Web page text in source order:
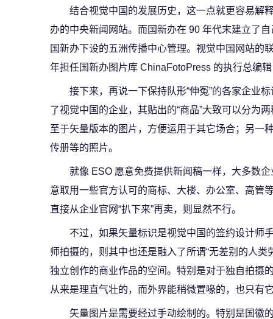
结合视觉中国的发展历史，这一点就更容易解
办的中央新闻网站。而国新办在 90 年代末建立了
国新办下设的五洲传播中心管理。视觉中国网站的
年担任国新办图片库 ChinaFotoPress 的执行总编
接下来，再说一下保持队形“伸冤”的各家企业
了视觉中国的企业，其贴出的“商品”大致可以分为
至于矢量版本的图片，方便运用于其它场合；另一
传册等的照片。
就像 ESO 愿意免费提供新闻稿一样，大多数
意取用一些官方认可的商标、大楼、办公室、高管
直接从企业官网“扒下来”再卖，则显然不行。
不过，如果矢量标识是视觉中国的签约设计师
师拍摄的，则其中也还是融入了所谓“无差别的人
独立创作的商业作品的空间。特别是对于独自拍摄
从来是理直气壮的，而外界能稍微置喙的，也只有
矢量图片是需要经过手动绘制的。特别是国徽